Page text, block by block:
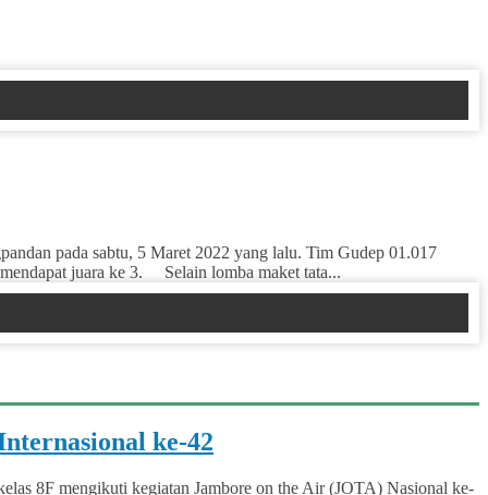
pada sabtu, 5 Maret 2022 yang lalu. Tim Gudep 01.017
juara ke 3. Selain lomba maket tata...
ke-42
8F mengikuti kegiatan Jambore on the Air (JOTA) Nasional ke-